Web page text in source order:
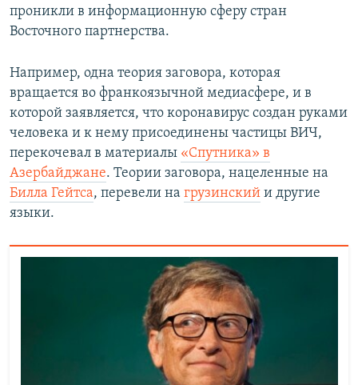
проникли в информационную сферу стран
Восточного партнерства.
Например, одна теория заговора, которая
вращается во франкоязычной медиасфере, и в
которой заявляется, что коронавирус создан руками
человека и к нему присоединены частицы ВИЧ,
перекочевал в материалы «Спутника» в
Азербайджане. Теории заговора, нацеленные на
Билла Гейтса, перевели на грузинский и другие
языки.